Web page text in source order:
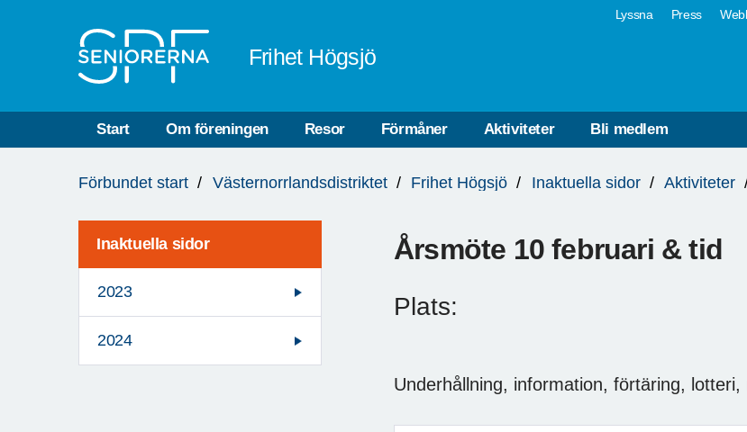
Lyssna Press
Frihet Högsjö
Start Om föreningen Resor Förmåner Aktiviteter Bli medlem
är
Förbundet start Västernorrlandsdistriktet Frihet Högsjö Inaktuella sidor Aktiviteter
Inaktuella sidor
2023
2024
Årsmöte 10 februari & tid
Plats:
Underhållning, information, förtäring, lotteri,